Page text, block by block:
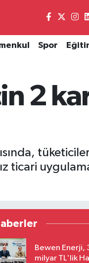
Spor
2
ticari
Bewen Enerji,
milyar TL'lik